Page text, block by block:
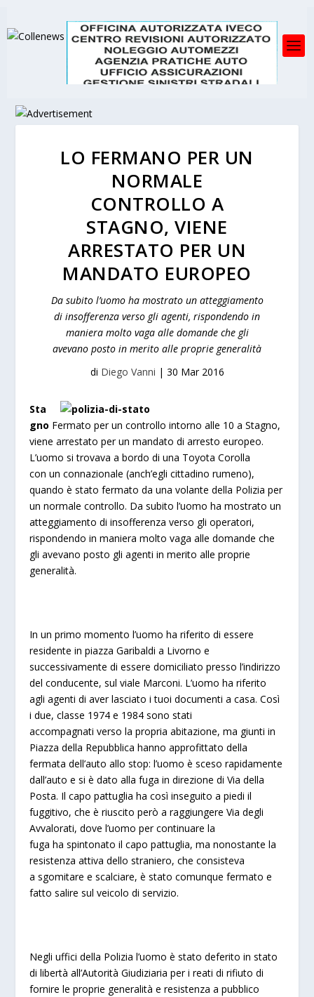
LO FERMANO PER UN
NORMALE
CONTROLLO A
STAGNO, VIENE
ARRESTATO PER UN
MANDATO EUROPEO
Da subito l’uomo ha mostrato un atteggiamento
di insofferenza verso gli agenti, rispondendo in
maniera molto vaga alle domande che gli
avevano posto in merito alle proprie generalità
di Diego Vanni | 30 Mar 2016
Sta
gno Fermato per un controllo intorno alle 10 a Stagno,
viene arrestato per un mandato di arresto europeo.
L’uomo si trovava a bordo di una Toyota Corolla
con un connazionale (anch’egli cittadino rumeno),
quando è stato fermato da una volante della Polizia per
un normale controllo. Da subito l’uomo ha mostrato un
atteggiamento di insofferenza verso gli operatori,
rispondendo in maniera molto vaga alle domande che
gli avevano posto gli agenti in merito alle proprie
generalità.
In un primo momento l’uomo ha riferito di essere
residente in piazza Garibaldi a Livorno e
successivamente di essere domiciliato presso l’indirizzo
del conducente, sul viale Marconi. L’uomo ha riferito
agli agenti di aver lasciato i tuoi documenti a casa. Così
i due, classe 1974 e 1984 sono stati
accompagnati verso la propria abitazione, ma giunti in
Piazza della Repubblica hanno approfittato della
fermata dell’auto allo stop: l’uomo è sceso rapidamente
dall’auto e si è dato alla fuga in direzione di Via della
Posta. Il capo pattuglia ha così inseguito a piedi il
fuggitivo, che è riuscito però a raggiungere Via degli
Avvalorati, dove l’uomo per continuare la
fuga ha spintonato il capo pattuglia, ma nonostante la
resistenza attiva dello straniero, che consisteva
a sgomitare e scalciare, è stato comunque fermato e
fatto salire sul veicolo di servizio.
Negli uffici della Polizia l’uomo è stato deferito in stato
di libertà all’Autorità Giudiziaria per i reati di rifiuto di
fornire le proprie generalità e resistenza a pubblico